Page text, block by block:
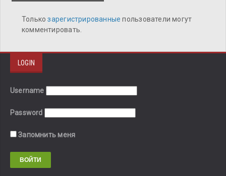
Толькозарегистрированныепользователи могут
комментировать.
LOGIN
Username
Password
Запомнить меня